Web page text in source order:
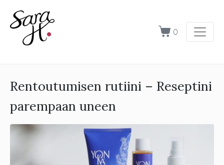
0
Rentoutumisen rutiini – Reseptini
parempaan uneen